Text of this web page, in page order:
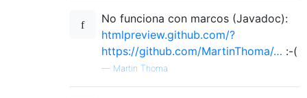
No funciona con marcos (Javadoc):
htmlpreview.github.com/?
https://github.com/MartinThoma/… :-(
— Martin Thoma